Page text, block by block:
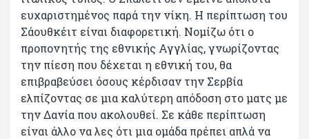
ευχαριστημένος παρά την νίκη. Η περίπτωση του
Σάουθκέιτ είναι διαφορετική. Νομίζω ότι ο
προπονητής της εθνικής Αγγλίας, γνωρίζοντας
την πίεση που δέχεται η εθνική του, θα
επιβραβεύσει όσους κέρδισαν την Σερβία
ελπίζοντας σε μια καλύτερη απόδοση στο ματς με
την Δανία που ακολουθεί. Σε κάθε περίπτωση
είναι άλλο να λες ότι μια ομάδα πρέπει απλά να